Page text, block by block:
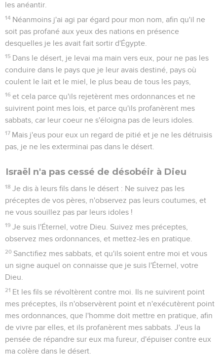
les anéantir.
14 Néanmoins j'ai agi par égard pour mon nom, afin qu'il ne
soit pas profané aux yeux des nations en présence
desquelles je les avait fait sortir d'Égypte.
15 Dans le désert, je levai ma main vers eux, pour ne pas les
conduire dans le pays que je leur avais destiné, pays où
coulent le lait et le miel, le plus beau de tous les pays,
16 et cela parce qu'ils rejetèrent mes ordonnances et ne
suivirent point mes lois, et parce qu'ils profanèrent mes
sabbats, car leur coeur ne s'éloigna pas de leurs idoles.
17 Mais j'eus pour eux un regard de pitié et je ne les détruisis
pas, je ne les exterminai pas dans le désert.
Israël n'a pas cessé de désobéir à Dieu
18 Je dis à leurs fils dans le désert : Ne suivez pas les
préceptes de vos pères, n'observez pas leurs coutumes, et
ne vous souillez pas par leurs idoles !
19 Je suis l'Éternel, votre Dieu. Suivez mes préceptes,
observez mes ordonnances, et mettez-les en pratique.
20 Sanctifiez mes sabbats, et qu'ils soient entre moi et vous
un signe auquel on connaisse que je suis l'Éternel, votre
Dieu.
21 Et les fils se révoltèrent contre moi. Ils ne suivirent point
mes préceptes, ils n'observèrent point et n'exécutèrent point
mes ordonnances, que l'homme doit mettre en pratique, afin
de vivre par elles, et ils profanèrent mes sabbats. J'eus la
pensée de répandre sur eux ma fureur, d'épuiser contre eux
ma colère dans le désert.